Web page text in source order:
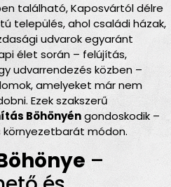
található, Kaposvártól délre
település, ahol családi házak,
udvarok egyaránt
élet során – felújítás,
udvarrendezés közben –
amelyeket már nem
Ezek szakszerű
Böhönyéngondoskodik –
módon.
–